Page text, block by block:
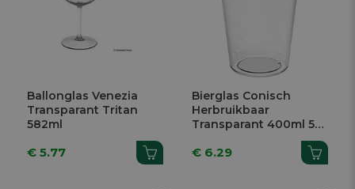
Ballonglas Venezia
Transparant Tritan
582ml
€ 5.77
Bierglas Conisch
Herbruikbaar
Transparant 400ml 5
€ 6.29